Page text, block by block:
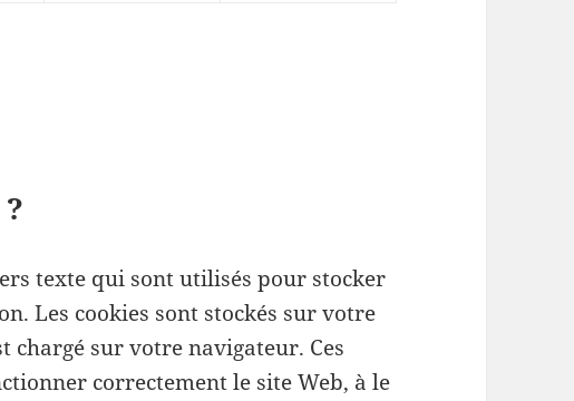
texte qui sont utilisés pour stocker
Les cookies sont stockés sur votre
chargé sur votre navigateur. Ces
correctement le site Web, à le